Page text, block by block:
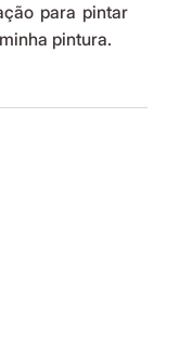
para pintar
pintura.